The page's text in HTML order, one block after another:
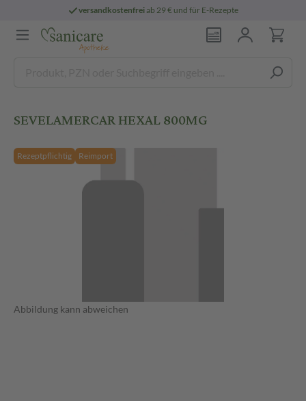
versandkostenfreiab 29 € und für E-Rezepte
SEVELAMERCAR HEXAL 800MG
Rezeptpflichtig Reimport
Abbildung kann abweichen